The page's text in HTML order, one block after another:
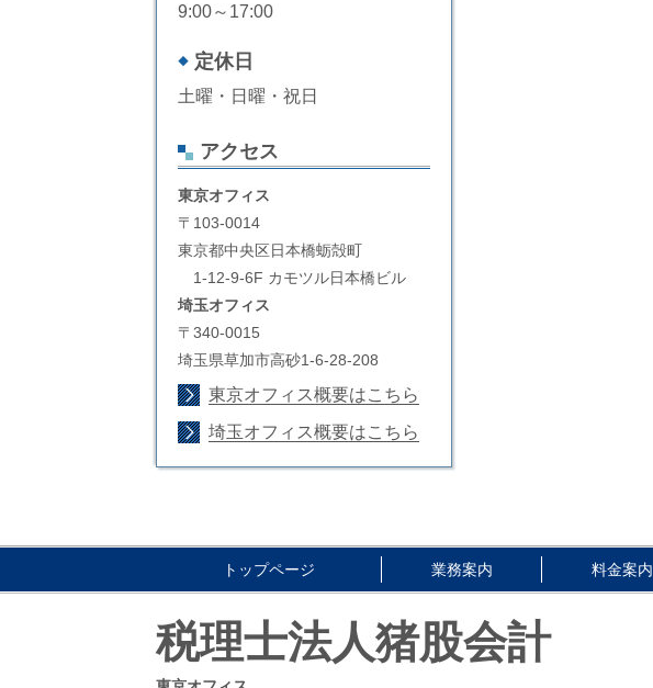
9:00～17:00
定休日
土曜・日曜・祝日
アクセス
東京オフィス
〒103-0014
東京都中央区日本橋蛎殻町
1-12-9-6F カモツル日本橋ビル
埼玉オフィス
〒340-0015
埼玉県草加市高砂1-6-28-208
東京オフィス概要はこちら
埼玉オフィス概要はこちら
トップページ 業務案内 料金案内
税理士法人猪股会計